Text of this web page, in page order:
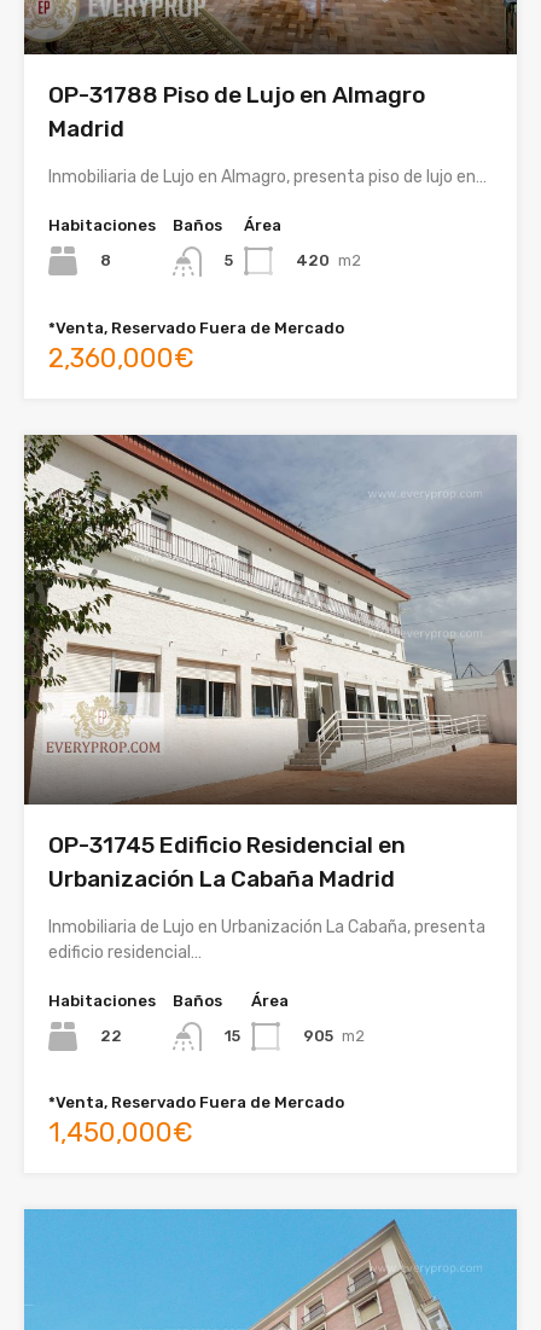
OP-31788 Piso de Lujo en Almagro
Madrid
Inmobiliaria de Lujo en Almagro, presenta piso de lujo en…
Habitaciones
8
Baños
5
Área
420 m2
*Venta, Reservado Fuera de Mercado
2,360,000€
OP-31745 Edificio Residencial en
Urbanización La Cabaña Madrid
Inmobiliaria de Lujo en Urbanización La Cabaña, presenta
edificio residencial…
Habitaciones
22
Baños
15
Área
905 m2
*Venta, Reservado Fuera de Mercado
1,450,000€